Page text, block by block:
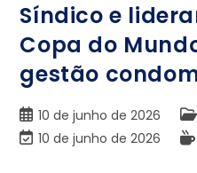
Síndico e
Copa do
gestão
10 de junho de 2026
10 de junho de 2026